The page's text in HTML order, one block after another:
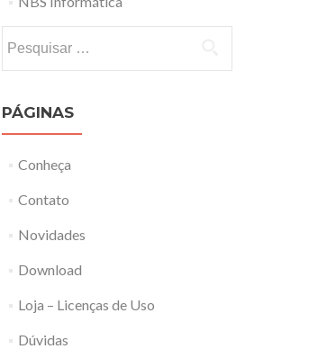
por:
PÁGINAS
Conheça
Contato
Novidades
Download
Loja – Licenças de Uso
Dúvidas